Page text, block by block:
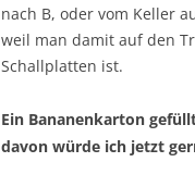
nach B, oder vom Keller
weil man damit auf den
Schallplatten ist.
Ein Bananenkarton
davon würde ich jetzt